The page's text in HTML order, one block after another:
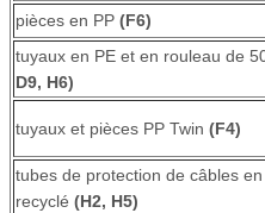
pièces en PP (F6)
tuyaux en PE et en rouleau de
D9, H6)
tuyaux et pièces PP Twin (F4)
tubes de protection de câbles en
recyclé (H2, H5)